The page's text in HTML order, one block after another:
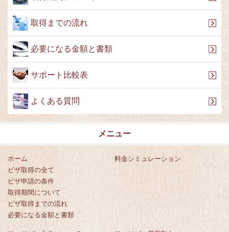
取得までの流れ
必要になる金額と書類
サポート比較表
よくある質問
メニュー
ホーム
ビザ取得の全て
ビザ申請の条件
取得期間について
ビザ取得までの流れ
必要になる金額と書類
料金シミュレーション